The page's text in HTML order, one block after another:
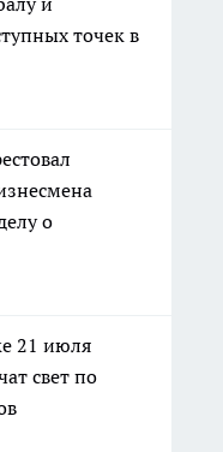
точек в
о
21 июля
свет по